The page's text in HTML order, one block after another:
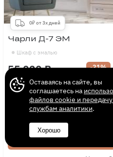
0₽ от 3х дней
Шкаф с эмалью
Чарли Д-7 ЭМ
55 020 ₽ 78 650 ₽ -31%
Высота
Глубина
Оставаясь на сайте, вы
соглашаетесь на
файлов cookie и
службам аналитики.
Хорошо